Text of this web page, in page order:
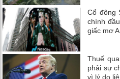
Cổ đông
chính
giấc mơ
Thuế
phải sự
vì lý do